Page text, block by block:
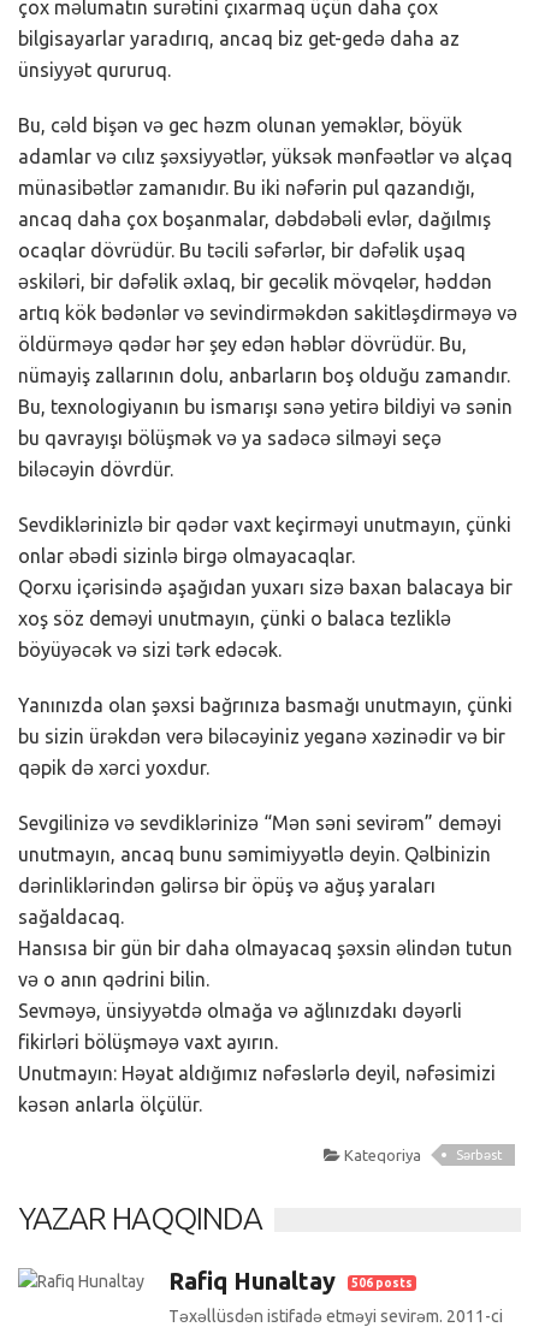
çox məlumatın surətini çıxarmaq üçün daha çox
bilgisayarlar yaradırıq, ancaq biz get-gedə daha az
ünsiyyət qururuq.
Bu, cəld bişən və gec həzm olunan yeməklər, böyük
adamlar və cılız şəxsiyyətlər, yüksək mənfəətlər və alçaq
münasibətlər zamanıdır. Bu iki nəfərin pul qazandığı,
ancaq daha çox boşanmalar, dəbdəbəli evlər, dağılmış
ocaqlar dövrüdür. Bu təcili səfərlər, bir dəfəlik uşaq
əskiləri, bir dəfəlik əxlaq, bir gecəlik mövqelər, həddən
artıq kök bədənlər və sevindirməkdən sakitləşdirməyə və
öldürməyə qədər hər şey edən həblər dövrüdür. Bu,
nümayiş zallarının dolu, anbarların boş olduğu zamandır.
Bu, texnologiyanın bu ismarışı sənə yetirə bildiyi və sənin
bu qavrayışı bölüşmək və ya sadəcə silməyi seçə
biləcəyin dövrdür.
Sevdiklərinizlə bir qədər vaxt keçirməyi unutmayın, çünki
onlar əbədi sizinlə birgə olmayacaqlar.
Qorxu içərisində aşağıdan yuxarı sizə baxan balacaya bir
xoş söz deməyi unutmayın, çünki o balaca tezliklə
böyüyəcək və sizi tərk edəcək.
Yanınızda olan şəxsi bağrınıza basmağı unutmayın, çünki
bu sizin ürəkdən verə biləcəyiniz yeganə xəzinədir və bir
qəpik də xərci yoxdur.
Sevgilinizə və sevdiklərinizə “Mən səni sevirəm” deməyi
unutmayın, ancaq bunu səmimiyyətlə deyin. Qəlbinizin
dərinliklərindən gəlirsə bir öpüş və ağuş yaraları
sağaldacaq.
Hansısa bir gün bir daha olmayacaq şəxsin əlindən tutun
və o anın qədrini bilin.
Sevməyə, ünsiyyətdə olmağa və ağlınızdakı dəyərli
fikirləri bölüşməyə vaxt ayırın.
Unutmayın: Həyat aldığımız nəfəslərlə deyil, nəfəsimizi
kəsən anlarla ölçülür.
Kateqoriya Sərbəst
YAZAR HAQQINDA
Rafiq Hunaltay 506 posts
Təxəllüsdən istifadə etməyi sevirəm. 2011-ci